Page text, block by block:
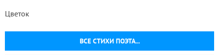
ВСЕ СТИХИ ПОЭТА...
Цветок